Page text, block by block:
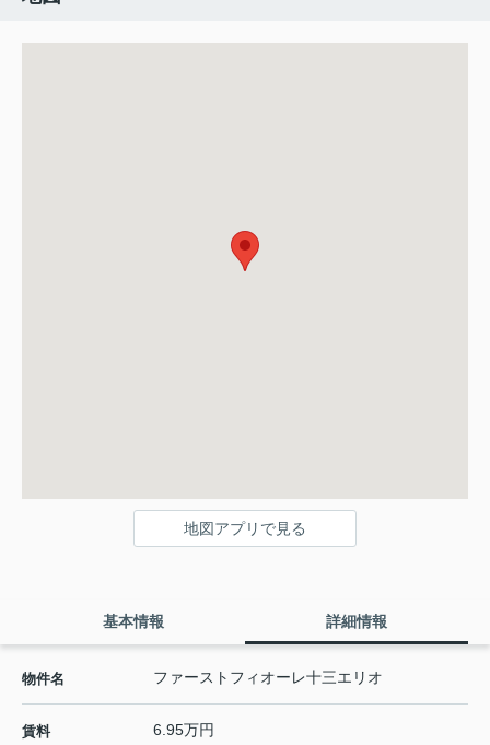
地図アプリで見る
基本情報 詳細情報
物件名 ファーストフィオーレ十三エリオ
賃料 6.95万円